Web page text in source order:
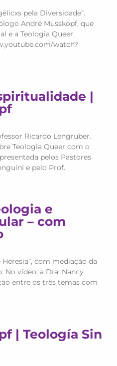
pela Diversidade”.
André Musskopf, que
e a Teologia Queer.
watch?
|
Ricardo Lengruber.
Teologia Queer com o
pelos Pastores
e pelo Prof.
e
– com
com mediação da
No vídeo, a Dra. Nancy
entre os três temas com
| Teología Sin